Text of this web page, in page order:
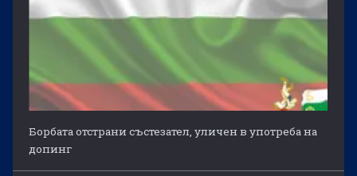
Борбата отстрани състезател, уличен в употреба на
допинг